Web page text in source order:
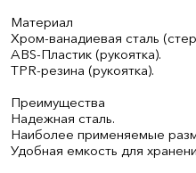
Материал
Хром-ванадиевая сталь
ABS-Пластик (рукоятка).
TPR-резина (рукоятка).
Преимущества
Надежная сталь.
Наиболее применяемые
Удобная емкость для